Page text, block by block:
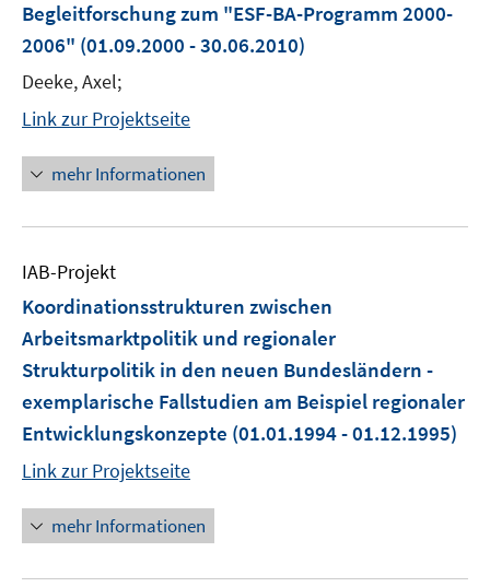
Begleitforschung zum "ESF-BA-Programm 2000-
2006" (01.09.2000 - 30.06.2010)
Deeke, Axel;
Link zur Projektseite
mehr Informationen
IAB-Projekt
Koordinationsstrukturen zwischen
Arbeitsmarktpolitik und regionaler
Strukturpolitik in den neuen Bundesländern -
exemplarische Fallstudien am Beispiel regionaler
Entwicklungskonzepte (01.01.1994 - 01.12.1995)
Link zur Projektseite
mehr Informationen